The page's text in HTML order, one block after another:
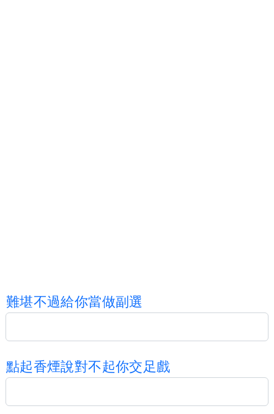
難堪不過給你當做副 選
點起香煙說對不起你交足戲